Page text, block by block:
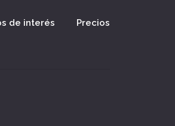
de interés Precios